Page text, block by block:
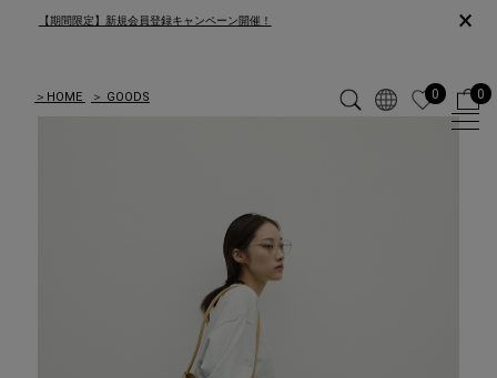
【期間限定】新規会員登録キャンペーン開催！ ×
＞ HOME ＞ GOODS 0 0